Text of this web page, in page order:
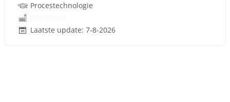
Procestechnologie
Laatste update: 7-8-2026